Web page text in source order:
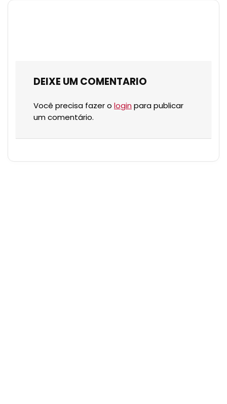
DEIXE UM COMENTARIO
Você precisa fazer o login para publicar
um comentário.